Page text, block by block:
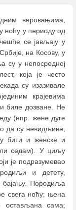
веровањима,
ноћу у периоду од
се јављају у
на Косову, у
су у непосредној
која је често
су изазивале
крајевима
биле дозване. Не
(нпр. жене дуге
да су невидљиве,
бити и женске и
седам). У циљу
је подразумевао
и детету,
бајању. Породиља
свега ноћу; њена
остављана сама;